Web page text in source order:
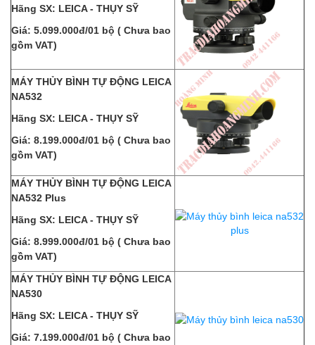
Hãng SX: LEICA - THỤY SỸ
Giá: 5.099.000đ/01 bộ ( Chưa bao
gồm VAT)
MÁY THỦY BÌNH TỰ ĐỘNG LEICA
NA532
Hãng SX: LEICA - THỤY SỸ
Giá: 8.199.000đ/01 bộ ( Chưa bao
gồm VAT)
MÁY THỦY BÌNH TỰ ĐỘNG LEICA
NA532 Plus
Hãng SX: LEICA - THỤY SỸ
Giá: 8.999.000đ/01 bộ ( Chưa bao
gồm VAT)
MÁY THỦY BÌNH TỰ ĐỘNG LEICA
NA530
Hãng SX: LEICA - THỤY SỸ
Giá: 7.199.000đ/01 bộ ( Chưa bao